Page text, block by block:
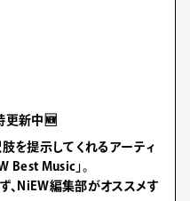
更新中🆕
を提示してくれるアーティ
Best Music」。
、NiEW編集部がオススメす